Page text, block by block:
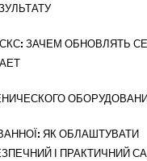
ЗАЧЕМ ОБНОВЛЯТЬ
ЯК ОБЛАШТУВАТИ
І ПРАКТИЧНИЙ